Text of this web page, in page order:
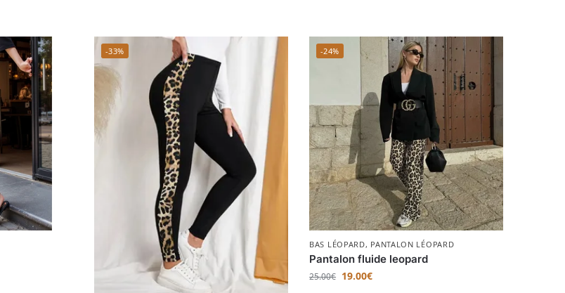
-33% -24%
BAS LÉOPARD, PANTALON LÉOPARD
Pantalon fluide leopard
25.00€ 19.00€